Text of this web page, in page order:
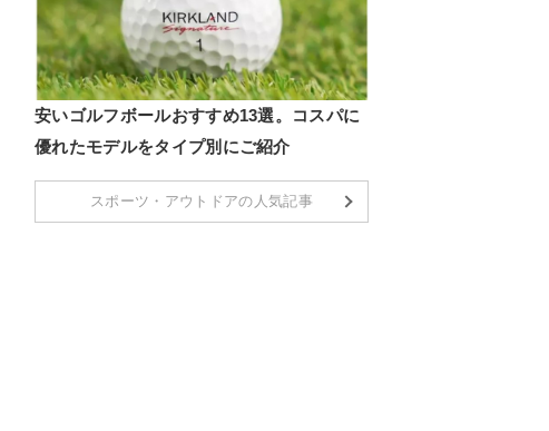
安いゴルフボールおすすめ13選。コスパに
優れたモデルをタイプ別にご紹介
スポーツ・アウトドアの人気記事